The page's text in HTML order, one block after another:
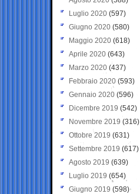
Luglio 2020 (597)
Giugno 2020 (580)
Maggio 2020 (618)
Aprile 2020 (643)
Marzo 2020 (437)
Febbraio 2020 (593)
Gennaio 2020 (596)
Dicembre 2019 (542)
Novembre 2019 (316)
Ottobre 2019 (631)
Settembre 2019 (617)
Agosto 2019 (639)
Luglio 2019 (654)
Giugno 2019 (598)